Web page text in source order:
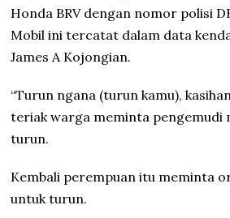
Honda BRV dengan nomor polisi
Mobil ini tercatat dalam data
James A Kojongian.
“Turun ngana (turun kamu),
teriak warga meminta pengemudi
turun.
Kembali perempuan itu meminta
untuk turun.